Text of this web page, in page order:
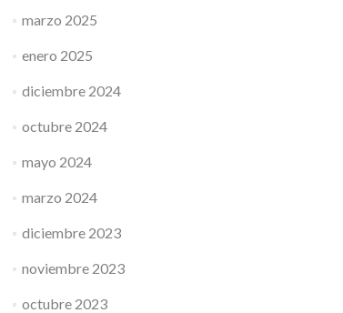
marzo 2025
enero 2025
diciembre 2024
octubre 2024
mayo 2024
marzo 2024
diciembre 2023
noviembre 2023
octubre 2023